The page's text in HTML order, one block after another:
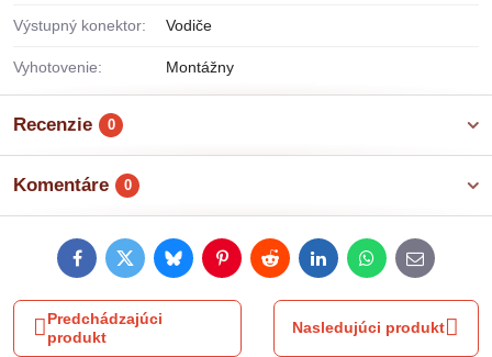
Výstupný konektor: Vodiče
Vyhotovenie: Montážny
Recenzie 0
Komentáre 0
FacebookTwitterBlueskyPinterestRedditLinkedInWhatsApp
E-
mail
Predchádzajúci
produkt
Nasledujúci produkt